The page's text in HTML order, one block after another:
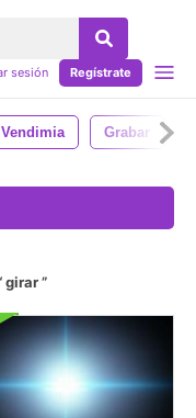
sesión Regístrate
Vendimia Grabar
girar